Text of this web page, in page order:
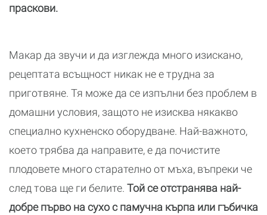
праскови.
Макар да звучи и да изглежда много изискано,
рецептата всъщност никак не е трудна за
приготвяне. Тя може да се изпълни без проблем в
домашни условия, защото не изисква някакво
специално кухненско оборудване. Най-важното,
което трябва да направите, е да почистите
плодовете много старателно от мъха, въпреки че
след това ще ги белите. Той се отстранява най-
добре първо на сухо с памучна кърпа или гъбичка